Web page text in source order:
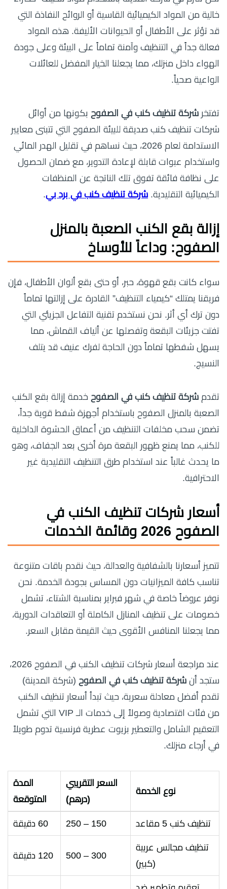
خالية من المواد الكيميائية القاسية أو الروائح النفاذة التي
قد تؤثر على الأطفال أو الحيوانات الأليفة. هذه المواد
فعالة جداً في التنظيف وآمنة تماماً على البيئة وعلى جودة
الهواء داخل منزلك، مما يجعلنا الخيار المفضل للعائلات
الواعية صحياً.
تفتخر شركة تنظيف كنب في الصفوح بكونها من أوائل
شركات تنظيف كنب صديقة للبيئة الصفوح التي تتبنى معايير
الاستدامة لعام 2026، حيث نساهم في تقليل الهدر المائي
واستخدام عبوات قابلة لإعادة التدوير، مع ضمان الحصول
على نظافة فائقة تفوق تلك الناتجة عن المنظفات
الكيميائية التقليدية. شركة تنظيف كنب في برد بي.
إزالة بقع الكنب الصعبة بالمنزل
الصفوح: وداعاً للأوساخ
سواء كانت بقع قهوة، حبر، أو حتى بقع ألوان الأطفال، فإن
فريقنا يمتلك “كيمياء التنظيف” القادرة على إزالتها تماماً
دون ترك أي أثر. نحن نستخدم تقنية التفاعل الجزيئي التي
تفتت جزيئات البقعة وتفصلها عن ألياف القماش، مما
يسهل شفطها تماماً دون الحاجة لفرك عنيف قد يتلف
النسيج.
تقدم شركة تنظيف كنب في الصفوح خدمة إزالة بقع الكنب
الصعبة بالمنزل الصفوح باستخدام أجهزة شفط قوية جداً،
تضمن سحب مخلفات التنظيف من أعماق الحشوة الداخلية
للكنب، مما يمنع ظهور البقعة مرة أخرى بعد الجفاف، وهو
ما يحدث غالباً عند استخدام طرق التنظيف التقليدية غير
الاحترافية.
أسعار شركات تنظيف الكنب في
الصفوح 2026 وقائمة الخدمات
تتميز أسعارنا بالشفافية والعدالة، حيث نقدم باقات متنوعة
تناسب كافة الميزانيات دون المساس بجودة الخدمة. نحن
نوفر عروضاً خاصة في شهر فبراير بمناسبة الشتاء، تشمل
خصومات على تنظيف المنازل الكاملة أو التعاقدات الدورية،
مما يجعلنا المنافس الأقوى حيث القيمة مقابل السعر.
عند مراجعة أسعار شركات تنظيف الكنب في الصفوح 2026،
ستجد أن شركة تنظيف كنب في الصفوح (شركة المدينة)
تقدم أفضل معادلة سعرية، حيث تبدأ أسعار تنظيف الكنب
من فئات اقتصادية وصولاً إلى خدمات الـ VIP التي تشمل
التعقيم الشامل والتعطير بزيوت عطرية فرنسية تدوم طويلاً
في أرجاء منزلك.
نوع الخدمة
السعر التقريبي
(درهم)
المدة
المتوقعة
تنظيف كنب 5 مقاعد 150 – 250 60 دقيقة
تنظيف مجالس عربية
(كبير)
300 – 500 120 دقيقة